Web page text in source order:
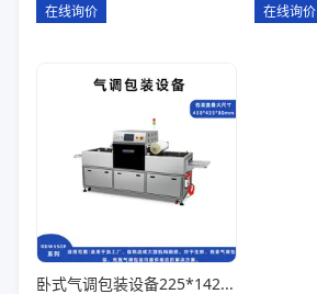
在线询价 在线询价
卧式气调包装设备225*142*80一出六